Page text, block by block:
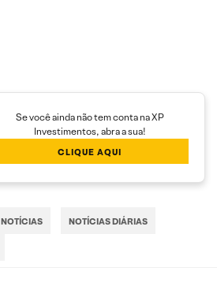
Se você ainda não tem conta na XP
Investimentos, abra a sua!
CLIQUE AQUI
NOTÍCIAS NOTÍCIAS DIÁRIAS